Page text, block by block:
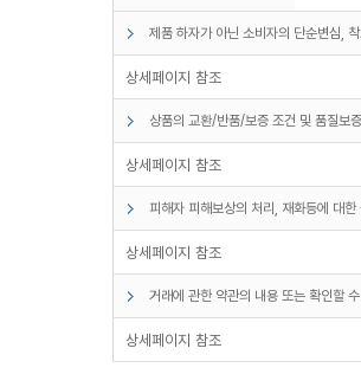
제품 하자가 아닌 소비자의 단순변심,
상세페이지 참조
상품의 교환/반품/보증 조건 및 품질보
상세페이지 참조
피해자 피해보상의 처리, 재화등에 대
상세페이지 참조
거래에 관한 약관의 내용 또는 확인할
상세페이지 참조